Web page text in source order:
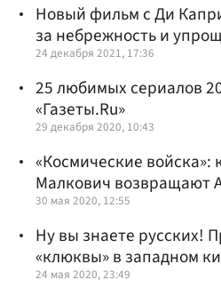
Новый фильм с Ди
за небрежность и
24 декабря 2021, 17:36
25 любимых сериалов
«Газеты.Ru»
29 декабря 2020, 10:43
«Космические войска»:
Малкович возвращают
30 мая 2020, 12:55
Ну вы знаете русских!
«клюквы» в западном
24 мая 2020, 23:49